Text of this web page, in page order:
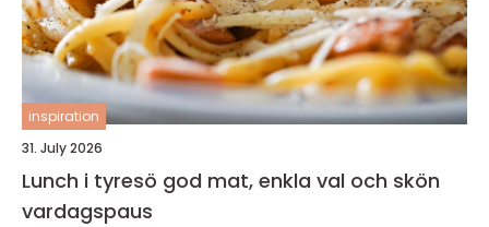
inspiration
31. July 2026
Lunch i tyresö god mat, enkla val och skön
vardagspaus